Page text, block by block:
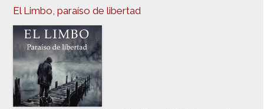
El Limbo, paraíso de libertad